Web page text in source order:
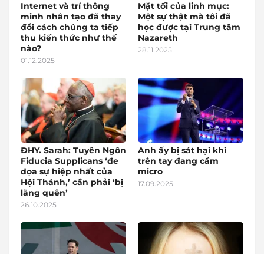
Internet và trí thông
minh nhân tạo đã thay
đổi cách chúng ta tiếp
thu kiến thức như thế
nào?
01.12.2025
Mặt tối của linh mục:
Một sự thật mà tôi đã
học được tại Trung tâm
Nazareth
28.11.2025
ĐHY. Sarah: Tuyên Ngôn
Fiducia Supplicans ‘đe
dọa sự hiệp nhất của
Hội Thánh,’ cần phải ‘bị
lãng quên’
26.10.2025
Anh ấy bị sát hại khi
trên tay đang cầm
micro
17.09.2025